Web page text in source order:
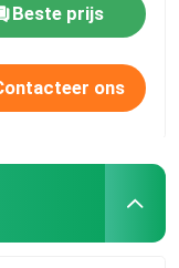
Beste prijs
ons